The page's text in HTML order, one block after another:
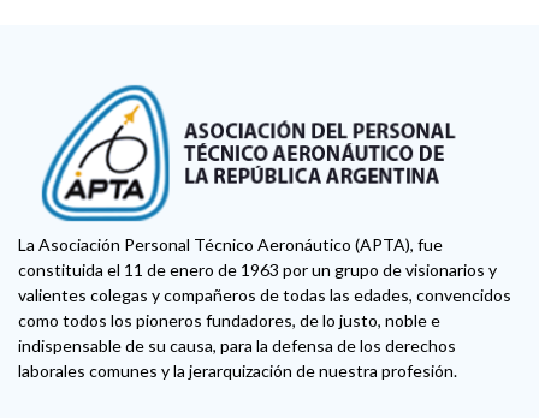
La Asociación Personal Técnico Aeronáutico (APTA), fue
constituida el 11 de enero de 1963 por un grupo de visionarios y
valientes colegas y compañeros de todas las edades, convencidos
como todos los pioneros fundadores, de lo justo, noble e
indispensable de su causa, para la defensa de los derechos
laborales comunes y la jerarquización de nuestra profesión.